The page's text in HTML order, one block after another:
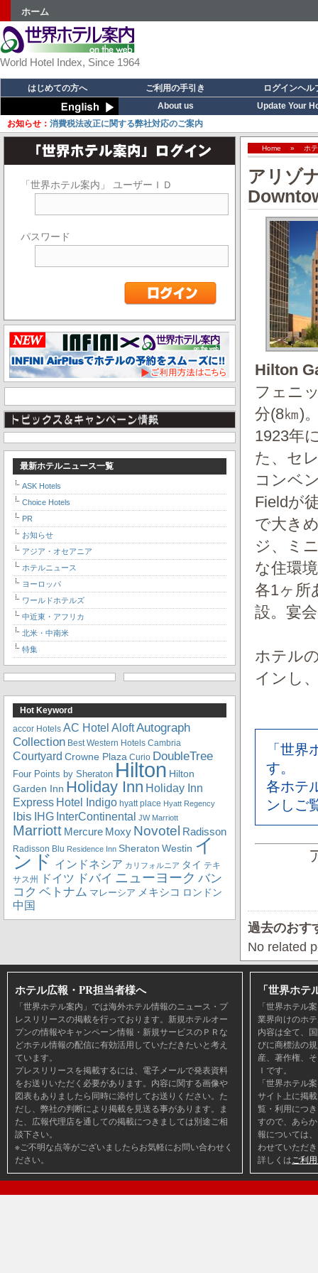
ホーム
World Hotel Index, Since 1964
はじめての方へ ご利用の手引き
ログインヘル
About us
Update Your
お知らせ： 消費税法改正に関する弊社対応のご案内
Home » ホ
アリゾ
Hilton
フェニ
分(8㎞)
1923年
た、セ
コンベ
Fieldが
で大き
ジ、ミ
な住環
各1ヶ所
設。宴
ホテル
インし
「世
す。
各ホテ
ンしご
過去のおす
No related
「世界ホテル案内」 ユーザーＩＤ
パスワード
最新ホテルニュース一覧
ASK Hotels
Choice Hotels
PR
お知らせ
アジア・オセアニア
ホテルニュース
ヨーロッパ
ワールドホテルズ
中近東・アフリカ
北米・中南米
特集
Hot Keyword
accor Hotels AC Hotel AloftAutograph
Collection Best Western Hotels Cambria
Courtyard Crowne Plaza Curio DoubleTree
Four Points by Sheraton Hilton Hilton
Garden Inn Holiday Inn Holiday Inn
Express Hotel Indigo hyatt place Hyatt Regency
Ibis IHG InterContinental JW Marriott
Marriott Mercure Moxy Novotel Radisson
Radisson Blu Residence Inn Sheraton Westin イ
ンド インドネシア カリフォルニア タイ テキ
サス州
ドイツ ドバイ ニューヨーク バン
コク ベトナム マレーシア メキシコ ロンドン
中国
ホテル広報・PR担当者様へ
「世界ホテル案内」では海外ホテル情報のニュース・プ
レスリリースの掲載を行っております。新規ホテルオー
プンの情報やキャンペーン情報・新規サービスのＰＲな
どホテル情報の配信に有効活用していただきたいと考え
ています。
プレスリリースを掲載するには、電子メールで発表資料
をお送りいただく必要があります。内容に関する画像や
図表もありましたら同時に添付してお送りください。た
だし、弊社の判断により掲載を見送る事があります。ま
た、広報代理店を通しての掲載につきましては別途ご相
談下さい。
※ご不明な点等がございましたらお気軽にお問い合わせく
ださい。
「世界ホ
「世界ホテル
業界向けのホ
内容は全て、
びに商標法の
産、著作権、
Ｉです。
「世界ホテル
サイト上に掲
覧・利用につ
すので、あら
報については
わせていただ
詳しくはご利